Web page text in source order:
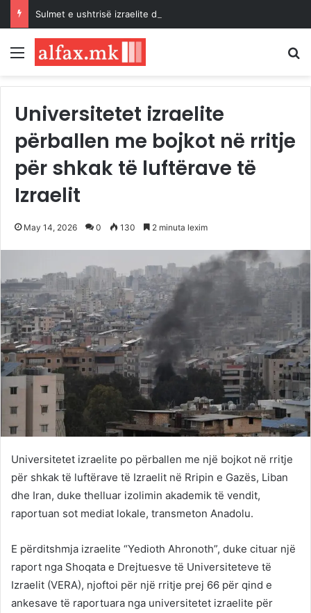
Menu
Universitetet izraelite
përballen me bojkot në rritje
për shkak të luftërave të
Izraelit
May 14, 2026 0 130 2 minuta lexim
Universitetet izraelite po përballen me një bojkot në rritje
për shkak të luftërave të Izraelit në Rripin e Gazës, Liban
dhe Iran, duke thelluar izolimin akademik të vendit,
raportuan sot mediat lokale, transmeton Anadolu.
E përditshmja izraelite “Yedioth Ahronoth”, duke cituar një
raport nga Shoqata e Drejtuesve të Universiteteve të
Izraelit (VERA), njoftoi për një rritje prej 66 për qind e
ankesave të raportuara nga universitetet izraelite për